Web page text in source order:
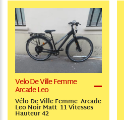
Velo De Ville Femme
Arcade Leo
Vélo De Ville Femme Arcade
Leo Noir Matt 11 Vitesses
Hauteur 42